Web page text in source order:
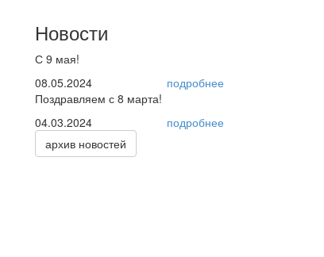
Новости
С 9 мая!
08.05.2024
подробнее
Поздравляем с 8 марта!
04.03.2024
подробнее
архив новостей